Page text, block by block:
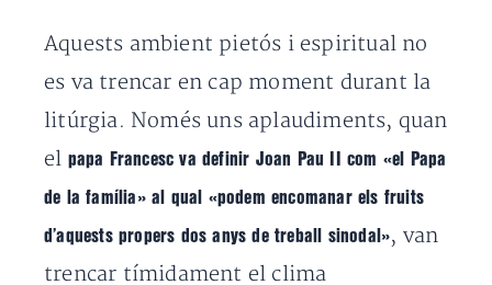
Aquests ambient pietós i espiritual no
es va trencar en cap moment durant la
litúrgia. Només uns aplaudiments, quan
el papa Francesc va definir Joan Pau II com «el Papa
de la família» al qual «podem encomanar els fruits
d’aquests propers dos anys de treball sinodal», van
trencar tímidament el clima